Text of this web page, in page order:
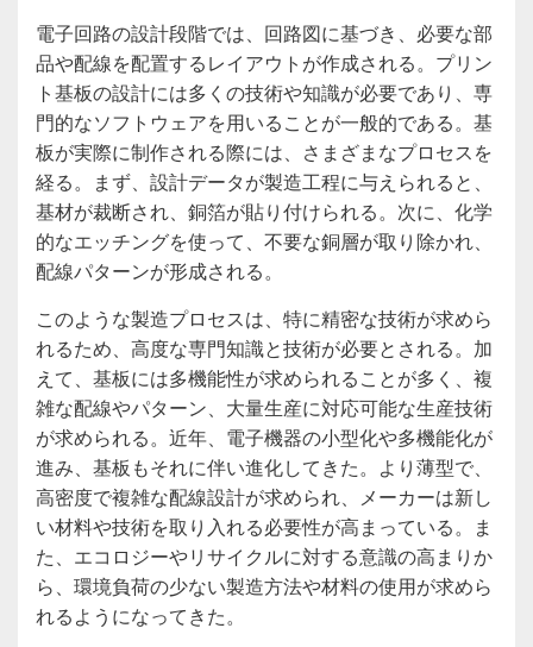
電子回路の設計段階では、回路図に基づき、必要な部
品や配線を配置するレイアウトが作成される。プリン
ト基板の設計には多くの技術や知識が必要であり、専
門的なソフトウェアを用いることが一般的である。基
板が実際に制作される際には、さまざまなプロセスを
経る。まず、設計データが製造工程に与えられると、
基材が裁断され、銅箔が貼り付けられる。次に、化学
的なエッチングを使って、不要な銅層が取り除かれ、
配線パターンが形成される。
このような製造プロセスは、特に精密な技術が求めら
れるため、高度な専門知識と技術が必要とされる。加
えて、基板には多機能性が求められることが多く、複
雑な配線やパターン、大量生産に対応可能な生産技術
が求められる。近年、電子機器の小型化や多機能化が
進み、基板もそれに伴い進化してきた。より薄型で、
高密度で複雑な配線設計が求められ、メーカーは新し
い材料や技術を取り入れる必要性が高まっている。ま
た、エコロジーやリサイクルに対する意識の高まりか
ら、環境負荷の少ない製造方法や材料の使用が求めら
れるようになってきた。